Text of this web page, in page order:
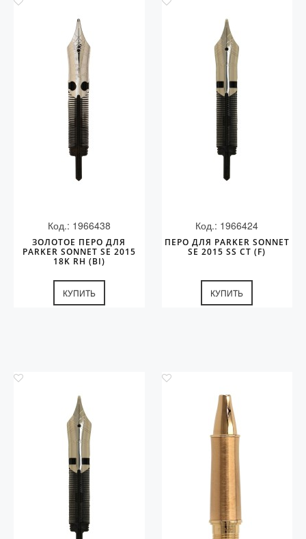
Код.: 1966438
ЗОЛОТОЕ ПЕРО ДЛЯ
PARKER SONNET SE 2015
18K RH (BI)
КУПИТЬ
Код.: 1966424
ПЕРО ДЛЯ PARKER SONNET
SE 2015 SS CT (F)
КУПИТЬ